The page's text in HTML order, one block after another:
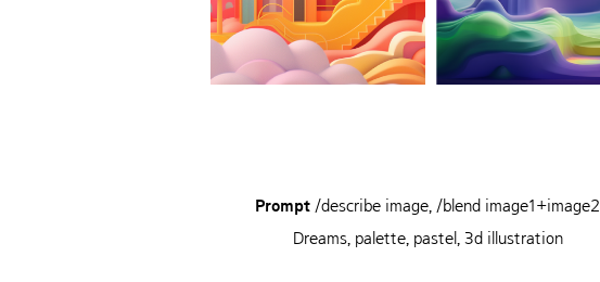
Prompt /describe image, /blend image1+image2
Dreams, palette, pastel, 3d illustration